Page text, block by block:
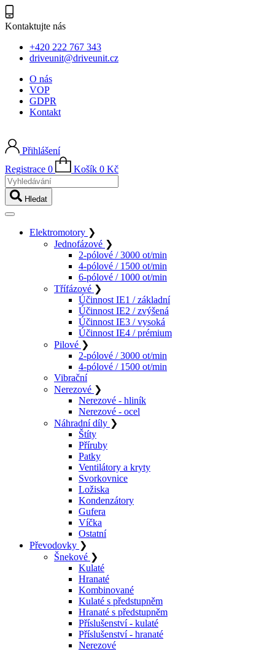
Kontaktujte nás
+420 222 767 343
driveunit@driveunit.cz
O nás
VOP
GDPR
Kontakt
Přihlášení
Registrace 0 Košík 0 Kč
Vyhledávání
Hledat
Elektromotory ❯
Jednofázové ❯
2-pólové / 3000 ot/min
4-pólové / 1500 ot/min
6-pólové / 1000 ot/min
Třífázové ❯
Účinnost IE1 / základní
Účinnost IE2 / zvýšená
Účinnost IE3 / vysoká
Účinnost IE4 / prémium
Pilové ❯
2-pólové / 3000 ot/min
4-pólové / 1500 ot/min
Vibrační
Nerezové ❯
Nerezové - hliník
Nerezové - ocel
Náhradní díly ❯
Štíty
Příruby
Patky
Ventilátory a kryty
Svorkovnice
Ložiska
Kondenzátory
Gufera
Víčka
Ostatní
Převodovky ❯
Šnekové ❯
Kulaté
Hranaté
Kombinované
Kulaté s předstupněm
Hranaté s předstupněm
Příslušenství - kulaté
Příslušenství - hranaté
Nerezové